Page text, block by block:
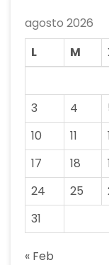
agosto 2026
L
M
3
4
10
11
17
18
24
25
31
« Feb